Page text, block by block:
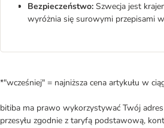
Bezpieczeństwo: Szwecja jest
wyróżnia się surowymi przepisami
*"wcześniej" = najniższa cena artykułu w
bitiba ma prawo wykorzystywać Twój
przesyłu zgodnie z taryfą podstawową,